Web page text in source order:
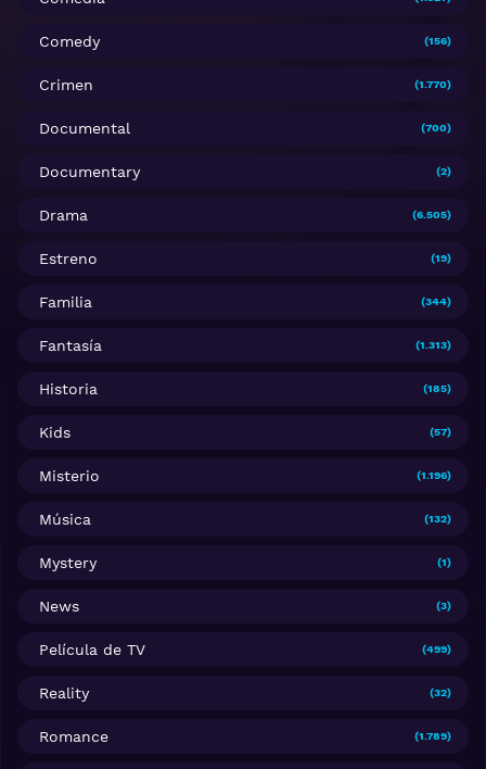
Comedy (156)
Crimen (1.770)
Documental (700)
Documentary (2)
Drama (6.505)
Estreno (19)
Familia (344)
Fantasía (1.313)
Historia (185)
Kids (57)
Misterio (1.196)
Música (132)
Mystery (1)
News (3)
Película de TV (499)
Reality (32)
Romance (1.789)